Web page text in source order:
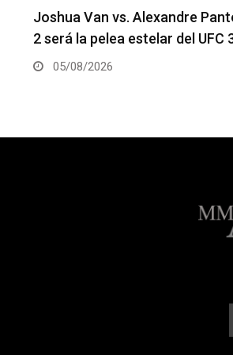
Arman Tsarukyan regresa en la
coestelar del UFC 331
05/08/2026